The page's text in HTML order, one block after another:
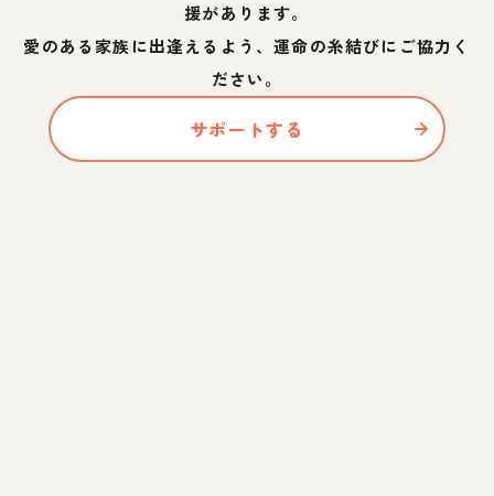
援があります。
愛のある家族に出逢えるよう、運命の糸結びにご協力く
ださい。
サポートする